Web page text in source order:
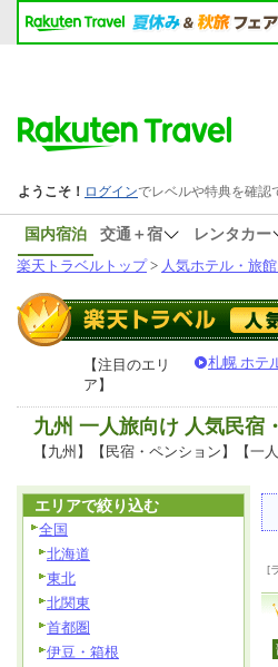
国内宿泊 交通＋宿 レンタカー
楽天トラベルトップ> 人気ホテル・旅
【注目のエリ
ア】
札幌 ホテ
九州 一人旅向け 人気民宿
【九州】【民宿・ペンション】【一
[
エリアで絞り込む
全国
北海道
東北
北関東
首都圏
伊豆・箱根